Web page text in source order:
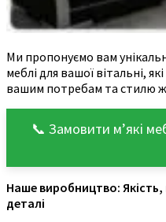
Ми пропонуємо вам
меблі для вашої вітальні,
вашим потребам та стилю
📞 Замовити м’які
Наше виробництво:
деталі